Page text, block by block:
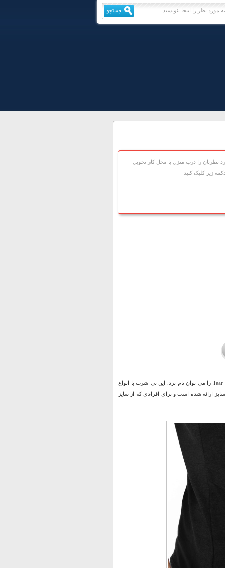
نظرتان را درب منزل يا محل کار تحويل
زير کليک کنيد
از جمله شیک ترین تی شرت هایی که به تازگی به بازار عرضه شده، تی شرت مردانه زاپ دار Tear Up را می توان نام برد. این تی شرت با انواع
ارائه شده است و برای افرادی که از سایز